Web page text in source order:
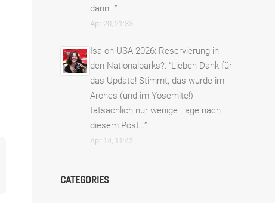
dann…”
Apr 20, 21:33
Isa on USA 2026: Reservierung in
den Nationalparks?: “Lieben Dank für
das Update! Stimmt, das wurde im
Arches (und im Yosemite!)
tatsächlich nur wenige Tage nach
diesem Post…”
Apr 14, 11:42
CATEGORIES